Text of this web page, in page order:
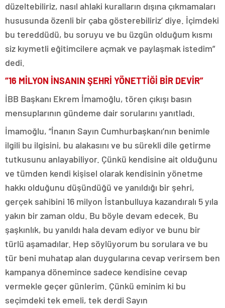
düzeltebiliriz, nasıl ahlaki kuralların dışına çıkmamaları
hususunda özenli bir çaba gösterebiliriz’ diye. İçimdeki
bu tereddüdü, bu soruyu ve bu üzgün olduğum kısmı
siz kıymetli eğitimcilere açmak ve paylaşmak istedim”
dedi.
“16 MİLYON İNSANIN ŞEHRİ YÖNETTİĞİ BİR DEVİR”
İBB Başkanı Ekrem İmamoğlu, tören çıkışı basın
mensuplarının gündeme dair sorularını yanıtladı.
İmamoğlu, “İnanın Sayın Cumhurbaşkanı’nın benimle
ilgili bu ilgisini, bu alakasını ve bu sürekli dile getirme
tutkusunu anlayabiliyor. Çünkü kendisine ait olduğunu
ve tümden kendi kişisel olarak kendisinin yönetme
hakkı olduğunu düşündüğü ve yanıldığı bir şehri,
gerçek sahibini 16 milyon İstanbulluya kazandıralı 5 yıla
yakın bir zaman oldu. Bu böyle devam edecek. Bu
şaşkınlık, bu yanıldı hala devam ediyor ve bunu bir
türlü aşamadılar. Hep söylüyorum bu sorulara ve bu
tür beni muhatap alan duygularına cevap verirsem ben
kampanya dönemince sadece kendisine cevap
vermekle geçer günlerim. Çünkü eminim ki bu
seçimdeki tek emeli, tek derdi Sayın